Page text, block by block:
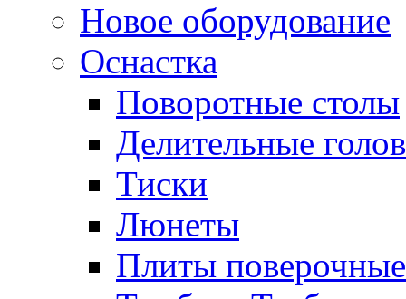
Новое оборудование
Оснастка
Поворотные столы
Делительные
Тиски
Люнеты
Плиты поверочные